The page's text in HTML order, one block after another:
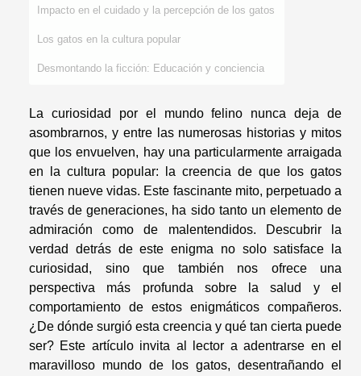
Impacto en el cuidado y la percepción de los gatos
Los gatos en la cultura popular
Desmontando la ficción: Educación y conciencia
La curiosidad por el mundo felino nunca deja de
asombrarnos, y entre las numerosas historias y mitos
que los envuelven, hay una particularmente arraigada
en la cultura popular: la creencia de que los gatos
tienen nueve vidas. Este fascinante mito, perpetuado a
través de generaciones, ha sido tanto un elemento de
admiración como de malentendidos. Descubrir la
verdad detrás de este enigma no solo satisface la
curiosidad, sino que también nos ofrece una
perspectiva más profunda sobre la salud y el
comportamiento de estos enigmáticos compañeros.
¿De dónde surgió esta creencia y qué tan cierta puede
ser? Este artículo invita al lector a adentrarse en el
maravilloso mundo de los gatos, desentrañando el